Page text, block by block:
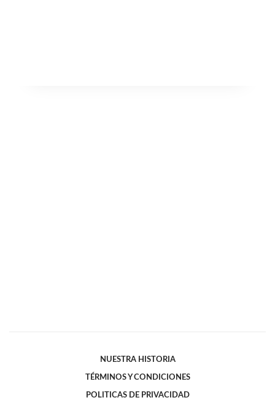
NUESTRA HISTORIA
TÉRMINOS Y CONDICIONES
POLITICAS DE PRIVACIDAD